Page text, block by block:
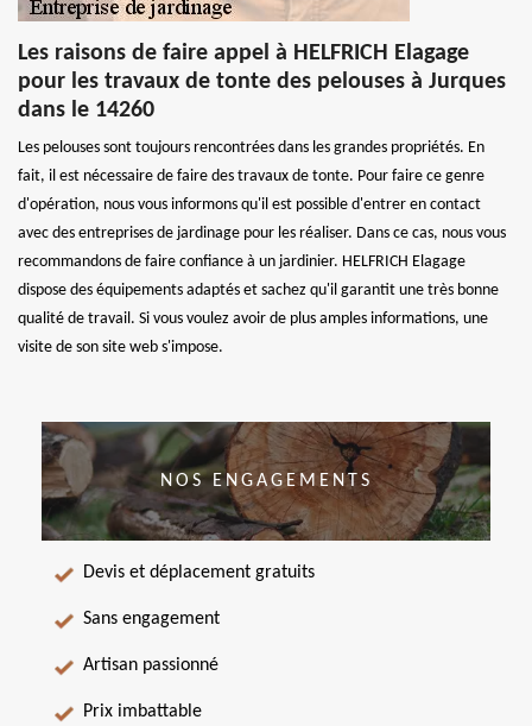
Les raisons de faire appel à HELFRICH Elagage
pour les travaux de tonte des pelouses à Jurques
dans le 14260
Les pelouses sont toujours rencontrées dans les grandes propriétés. En
fait, il est nécessaire de faire des travaux de tonte. Pour faire ce genre
d'opération, nous vous informons qu'il est possible d'entrer en contact
avec des entreprises de jardinage pour les réaliser. Dans ce cas, nous vous
recommandons de faire confiance à un jardinier. HELFRICH Elagage
dispose des équipements adaptés et sachez qu'il garantit une très bonne
qualité de travail. Si vous voulez avoir de plus amples informations, une
visite de son site web s'impose.
NOS ENGAGEMENTS
Devis et déplacement gratuits
Sans engagement
Artisan passionné
Prix imbattable